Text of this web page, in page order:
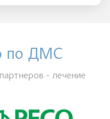
по ДМС
- лечение